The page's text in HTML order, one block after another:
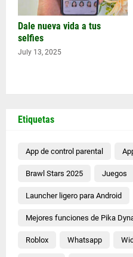
Dale nueva vida a tus
selfies
July 13, 2025
Etiquetas
App de control parental
Brawl Stars 2025 Juegos
Launcher ligero para Android
Mejores funciones de Pika
Roblox Whatsapp